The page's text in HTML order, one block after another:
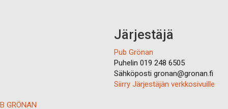
GRÖNAN
Järjestäjä
Pub Grönan
Puhelin 019 248 6505
Sähköposti gronan@gronan.fi
Siirry Järjestäjän verkkosivuille